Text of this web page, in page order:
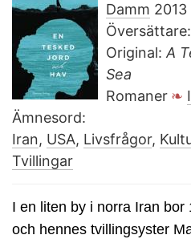
Damm 2013
Översättare:
Original:A
Sea
Romaner
Ämnesord:
Iran, USA, Livsfrågor,
Tvillingar
I en liten by i norra Iran bor
och hennes tvillingsyster